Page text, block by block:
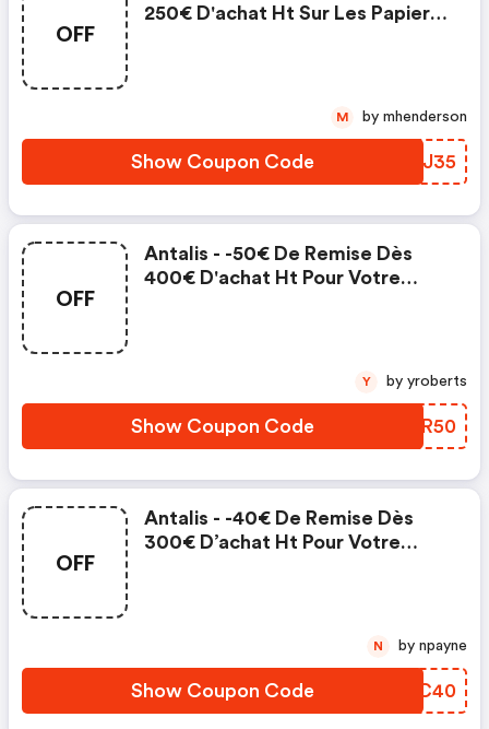
OFF
250€ D'achat Ht Sur Les Papiers
Show Coupon Code TSMJ35
M by mhenderson
OFF
Antalis - -50€ De Remise Dès
400€ D'achat Ht Pour Votre
Show Coupon Code WJLR50
Y by yroberts
OFF
Antalis - -40€ De Remise Dès
300€ D’achat Ht Pour Votre
Show Coupon Code TXWC40
N by npayne